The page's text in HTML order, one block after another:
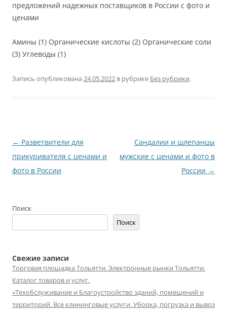
предложений надежных поставщиков в России с фото и
ценами
Амины (1) Органические кислоты (2) Органические соли
(3) Углеводы (1)
Запись опубликована 24.05.2022 в рубрике Без рубрики.
Навигация
по
записям
← Разветвители для
прикуривателя с ценами и
фото в России
Сандалии и шлепанцы
мужские с ценами и фото в
России →
Поиск
Поиск
Свежие записи
Торговая площадка Тольятти. Электронные рынки Тольятти.
Каталог товаров и услуг.
«Техобслуживание и Благоустройство зданий, помещений и
территорий. Все клининговые услуги. Уборка, погрузка и вывоз